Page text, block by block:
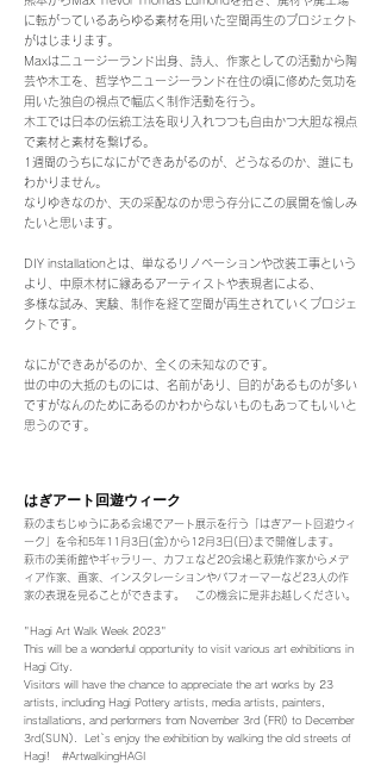
に転がっているあらゆる素材を用いた空間再生のプロジェクト
がはじまります。
Maxはニュージーランド出身、詩人、作家としての活動から陶
芸や木工を、哲学やニュージーランド在住の頃に修めた気功を
用いた独自の視点で幅広く制作活動を行う。
木工では日本の伝統工法を取り入れつつも自由かつ大胆な視点
で素材と素材を繋げる。
1週間のうちになにができあがるのが、どうなるのか、誰にも
わかりません。
なりゆきなのか、天の采配なのか思う存分にこの展開を愉しみ
たいと思います。
DIY installationとは、単なるリノベーションや改装工事という
より
、中原木材に縁あるアーティストや表現者による、
多様な試み、実験、制作を経て空間が再生されていくプロジェ
クトです。
なにができあがるのか、全くの未知なのです。
世の中の大抵のものには、名前があり、目的があるものが多い
ですがなんのためにあるのかわからないものもあってもいいと
思うのです。
はぎ​アート回遊​ウィーク
萩のまちじゅうにある会場でアート展示を行う「はぎアート回遊ウィ
ーク」を令和5年11月3日(金)から12月3日(日)まで開催します。
萩市の美術館やギャラリー、カフェ など20会場と萩焼作家からメデ
ィア作家、画家、インスタレーションやパフォーマーなど23人の作
家の表現を見ることができます。 この機会に是非お越しください。
"Hagi Art Walk Week 2023"
This will be a wonderful opportunity to visit various art exhibitions in
Hagi City.
Visitors will have the chance to appreciate the art works by 23
artists, including Hagi Pottery artists, media artists, painters,
installations, and performers from November 3rd (FRI) to December
3rd(SUN). Let`s enjoy the exhibition by walking the old streets of
Hagi! #ArtwalkingHAGI